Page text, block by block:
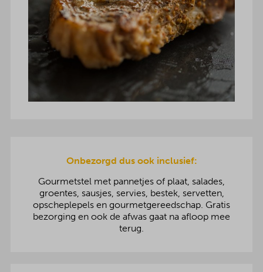
Onbezorgd dus ook inclusief:
Gourmetstel met pannetjes of plaat, salades,
groentes, sausjes, servies, bestek, servetten,
opscheplepels en gourmetgereedschap. Gratis
bezorging en ook de afwas gaat na afloop mee
terug.